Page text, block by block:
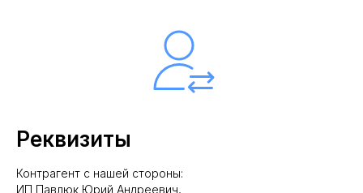
Реквизиты
Контрагент с нашей стороны:
ИП Павлюк Юрий Андреевич,